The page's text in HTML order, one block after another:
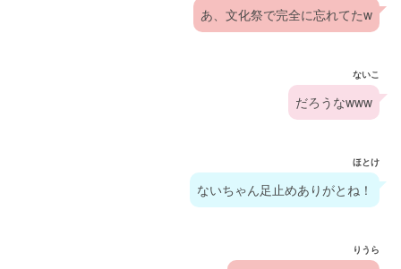
あ、文化祭で完全に忘れてたw
ないこ
だろうなwww
ほとけ
ないちゃん足止めありがとね！
りうら